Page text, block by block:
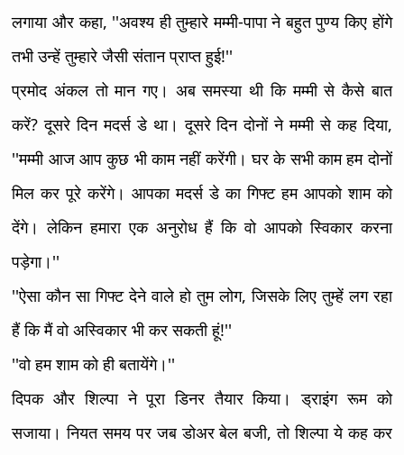
लगाया और कहा, ''अवश्य ही तुम्हारे मम्मी-पापा ने बहुत पुण्य किए होंगे
तभी उन्हें तुम्हारे जैसी संतान प्राप्त हुई!''
प्रमोद अंकल तो मान गए। अब समस्या थी कि मम्मी से कैसे बात
करें? दूसरे दिन मदर्स डे था। दूसरे दिन दोनों ने मम्मी से कह दिया,
''मम्मी आज आप कुछ भी काम नहीं करेंगी। घर के सभी काम हम दोनों
मिल कर पूरे करेंगे। आपका मदर्स डे का गिफ्ट हम आपको शाम को
देंगे। लेकिन हमारा एक अनुरोध हैं कि वो आपको स्विकार करना
पड़ेगा।''
''ऐसा कौन सा गिफ्ट देने वाले हो तुम लोग, जिसके लिए तुम्हें लग रहा
हैं कि मैं वो अस्विकार भी कर सकती हूं!''
''वो हम शाम को ही बतायेंगे।''
दिपक और शिल्पा ने पूरा डिनर तैयार किया। ड्राइंग रूम को
सजाया। नियत समय पर जब डोअर बेल बजी, तो शिल्पा ये कह कर